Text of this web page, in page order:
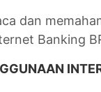
dan
Banking